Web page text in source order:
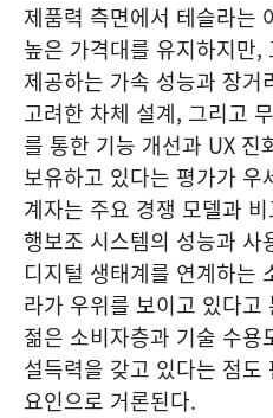
제품력 측면에서 테슬라는
높은 가격대를 유지하지만,
제공하는 가속 성능과 장
고려한 차체 설계, 그리고
를 통한 기능 개선과 UX 진
보유하고 있다는 평가가
계자는 주요 경쟁 모델과
행보조 시스템의 성능과 사
디지털 생태계를 연계하는
라가 우위를 보이고 있다
젊은 소비자층과 기술 수용
설득력을 갖고 있다는 점도
요인으로 거론된다.